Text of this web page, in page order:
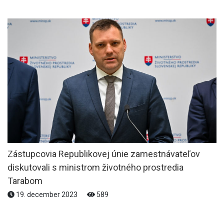
Zástupcovia Republikovej únie zamestnávateľov
diskutovali s ministrom životného prostredia
Tarabom
19. december 2023 589